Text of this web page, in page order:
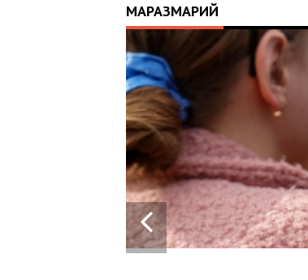
МАРАЗМАРИЙ